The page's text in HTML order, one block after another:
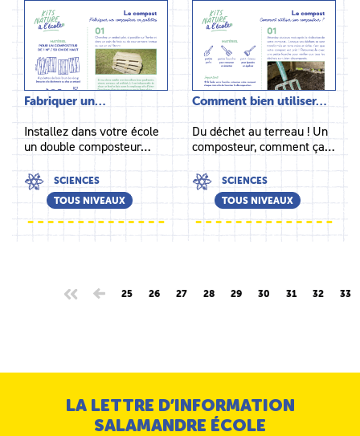
Fabriquer un…
Installez dans votre école
un double composteur…
SCIENCES
TOUS NIVEAUX
Comment bien utiliser…
Du déchet au terreau ! Un
composteur, comment ça…
SCIENCES
TOUS NIVEAUX
25 26 27 28 29 30 31 32 33
LA LETTRE D’INFORMATION
SALAMANDRE ÉCOLE